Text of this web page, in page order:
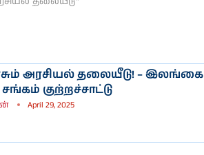
அரசியல் தலையீடு! – இலங்கை
குற்றச்சாட்டு
April 29, 2025